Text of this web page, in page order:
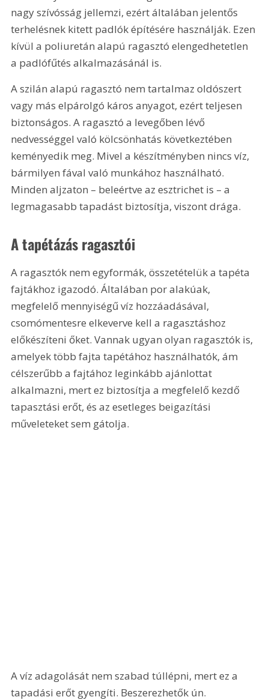
nagy szívósság jellemzi, ezért általában jelentős
terhelésnek kitett padlók építésére használják. Ezen
kívül a poliuretán alapú ragasztó elengedhetetlen
a padlófűtés alkalmazásánál is.
A szilán alapú ragasztó nem tartalmaz oldószert
vagy más elpárolgó káros anyagot, ezért teljesen
biztonságos. A ragasztó a levegőben lévő
nedvességgel való kölcsönhatás következtében
keményedik meg. Mivel a készítményben nincs víz,
bármilyen fával való munkához használható.
Minden aljzaton – beleértve az esztrichet is – a
legmagasabb tapadást biztosítja, viszont drága.
A tapétázás ragasztói
A ragasztók nem egyformák, összetételük a tapéta
fajtákhoz igazodó. Általában por alakúak,
megfelelő mennyiségű víz hozzáadásával,
csomómentesre elkeverve kell a ragasztáshoz
előkészíteni őket. Vannak ugyan olyan ragasztók is,
amelyek több fajta tapétához használhatók, ám
célszerűbb a fajtához leginkább ajánlottat
alkalmazni, mert ez biztosítja a megfelelő kezdő
tapasztási erőt, és az esetleges beigazítási
műveleteket sem gátolja.
A víz adagolását nem szabad túllépni, mert ez a
tapadási erőt gyengíti. Beszerezhetők ún.